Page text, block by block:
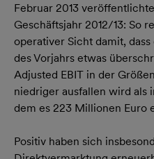
Februar 2013
Geschäftsjahr 2012/13: So
operativer Sicht damit,
des Vorjahrs etwas
Adjusted EBIT in der
niedriger ausfallen wird als
dem es 223 Millionen Euro
Positiv haben sich